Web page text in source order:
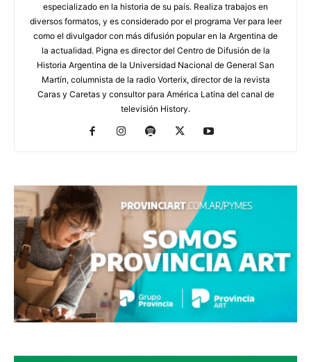
especializado en la historia de su país. Realiza trabajos en
diversos formatos, y es considerado por el programa Ver para leer
como el divulgador con más difusión popular en la Argentina de
la actualidad. Pigna es director del Centro de Difusión de la
Historia Argentina de la Universidad Nacional de General San
Martín, columnista de la radio Vorterix, director de la revista
Caras y Caretas y consultor para América Latina del canal de
televisión History.